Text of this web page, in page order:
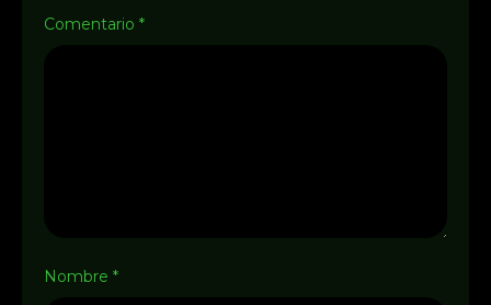
Comentario *
Nombre *